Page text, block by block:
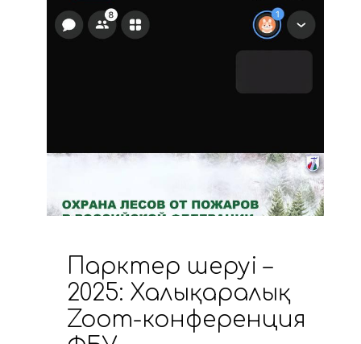
Парктер шеруі –
2025: Халықаралық
Zoom-конференция